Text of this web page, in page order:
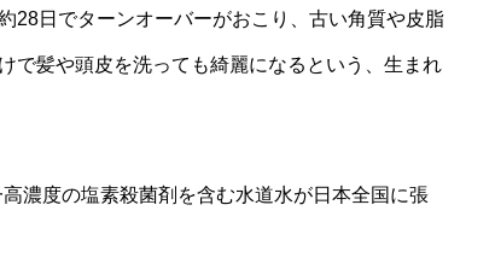
28日でターンオーバーがおこり、古い角質や皮脂
で髪や頭皮を洗っても綺麗になるという、生まれ
濃度の塩素殺菌剤を含む水道水が日本全国に張